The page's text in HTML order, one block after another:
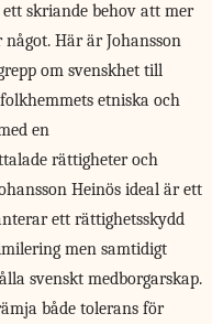
skriande behov att mer
Här är Johansson
om svenskhet till
etniska och
en
rättigheter och
Heinös ideal är ett
ett rättighetsskydd
men samtidigt
svenskt medborgarskap.
både tolerans för